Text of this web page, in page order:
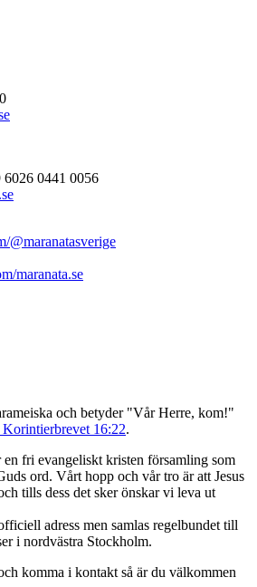
6026 0441 0056
@maranatasverige
maranata.se
och betyder "Vår Herre, kom!"
16:22.
fri evangeliskt kristen församling som
ord. Vårt hopp och vår tro är att Jesus
tills dess det sker önskar vi leva ut
adress men samlas regelbundet till
i nordvästra Stockholm.
komma i kontakt så är du välkommen